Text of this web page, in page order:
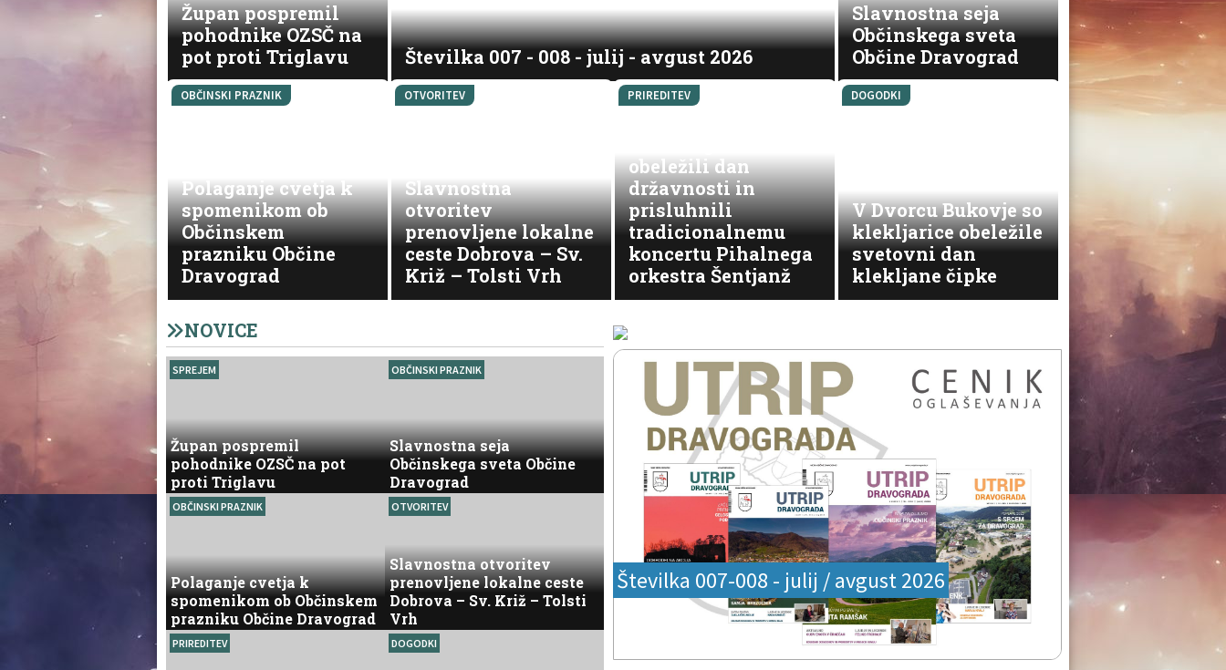
Župan pospremil
pohodnike OZSČ na
pot proti Triglavu
Številka 007 - 008 - julij - avgust 2026
Slavnostna seja
Občinskega sveta
Občine Dravograd
OBČINSKI PRAZNIK
Polaganje cvetja k
spomenikom ob
Občinskem
prazniku Občine
Dravograd
OTVORITEV
Slavnostna
otvoritev
prenovljene lokalne
ceste Dobrova – Sv.
Križ – Tolsti Vrh
PRIREDITEV
obeležili dan
državnosti in
prisluhnili
tradicionalnemu
koncertu Pihalnega
orkestra Šentjanž
DOGODKI
V Dvorcu Bukovje so
klekljarice obeležile
svetovni dan
klekljane čipke
NOVICE
SPREJEM
Župan pospremil
pohodnike OZSČ na pot
proti Triglavu
OBČINSKI PRAZNIK
Slavnostna seja
Občinskega sveta Občine
Dravograd
OBČINSKI PRAZNIK
Polaganje cvetja k
spomenikom ob Občinskem
prazniku Občine Dravograd
OTVORITEV
Slavnostna otvoritev
prenovljene lokalne ceste
Dobrova – Sv. Križ – Tolsti
Vrh
PRIREDITEV DOGODKI
Številka 007-008 - julij / avgust 2026